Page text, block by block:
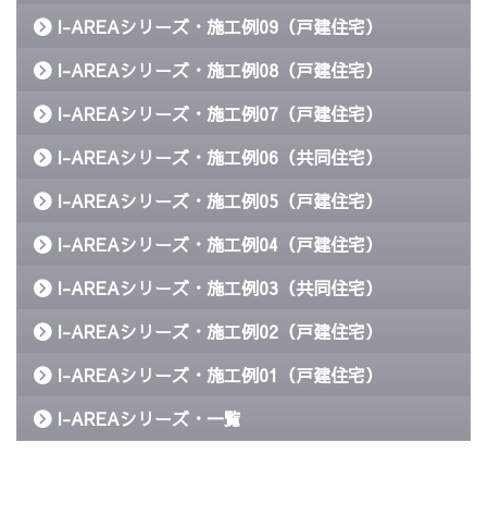
I-AREAシリーズ・施工例09（戸建住宅）
I-AREAシリーズ・施工例08（戸建住宅）
I-AREAシリーズ・施工例07（戸建住宅）
I-AREAシリーズ・施工例06（共同住宅）
I-AREAシリーズ・施工例05（戸建住宅）
I-AREAシリーズ・施工例04（戸建住宅）
I-AREAシリーズ・施工例03（共同住宅）
I-AREAシリーズ・施工例02（戸建住宅）
I-AREAシリーズ・施工例01（戸建住宅）
I-AREAシリーズ・一覧